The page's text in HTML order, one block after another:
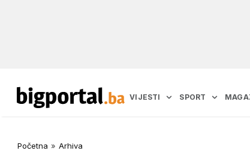
VIJESTI SPORT
Početna » Arhiva